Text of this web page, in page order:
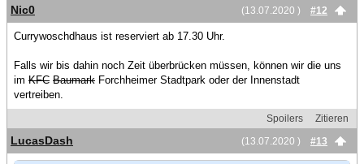
(13.07.2020 )
#12
Nic0
Currywoschdhaus ist reserviert ab 17.30 Uhr.
Falls wir bis dahin noch Zeit überbrücken müssen, können wir die uns
im KFC Baumark Forchheimer Stadtpark oder der Innenstadt
vertreiben.
Spoilers
Zitieren
(13.07.2020 )
#13
LucasDash